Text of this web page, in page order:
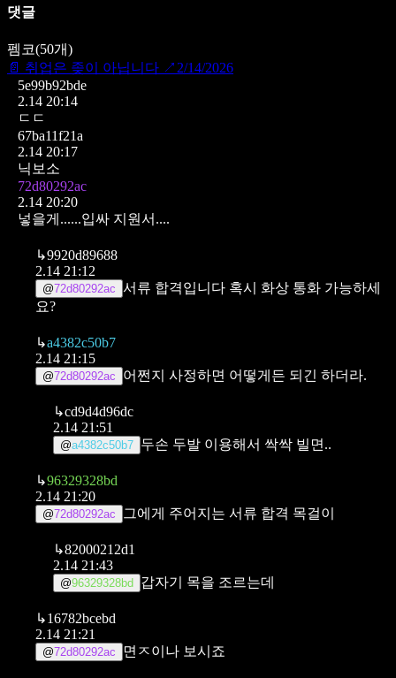
댓글
펨코(50개)
📄 취업은 좆이 아닙니다 ↗ 2/14/2026
5e99b92bde
2.14 20:14
ㄷㄷ
67ba11f21a
2.14 20:17
닉보소
72d80292ac
2.14 20:20
넣을게......입싸 지원서....
↳9920d89688
2.14 21:12
@72d80292ac 서류 합격입니다 혹시 화상 통화 가능하세
요?
↳a4382c50b7
2.14 21:15
@72d80292ac 어쩐지 사정하면 어떻게든 되긴 하더라.
↳cd9d4d96dc
2.14 21:51
@a4382c50b7 두손 두발 이용해서 싹싹 빌면..
↳96329328bd
2.14 21:20
@72d80292ac 그에게 주어지는 서류 합격 목걸이
↳82000212d1
2.14 21:43
@96329328bd 갑자기 목을 조르는데
↳16782bcebd
2.14 21:21
@72d80292ac 면ㅈ이나 보시죠